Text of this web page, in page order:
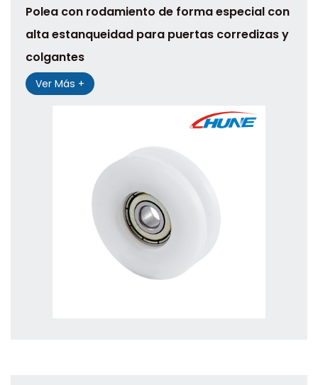
Polea con rodamiento de forma especial con
alta estanqueidad para puertas corredizas y
colgantes
Ver Más +